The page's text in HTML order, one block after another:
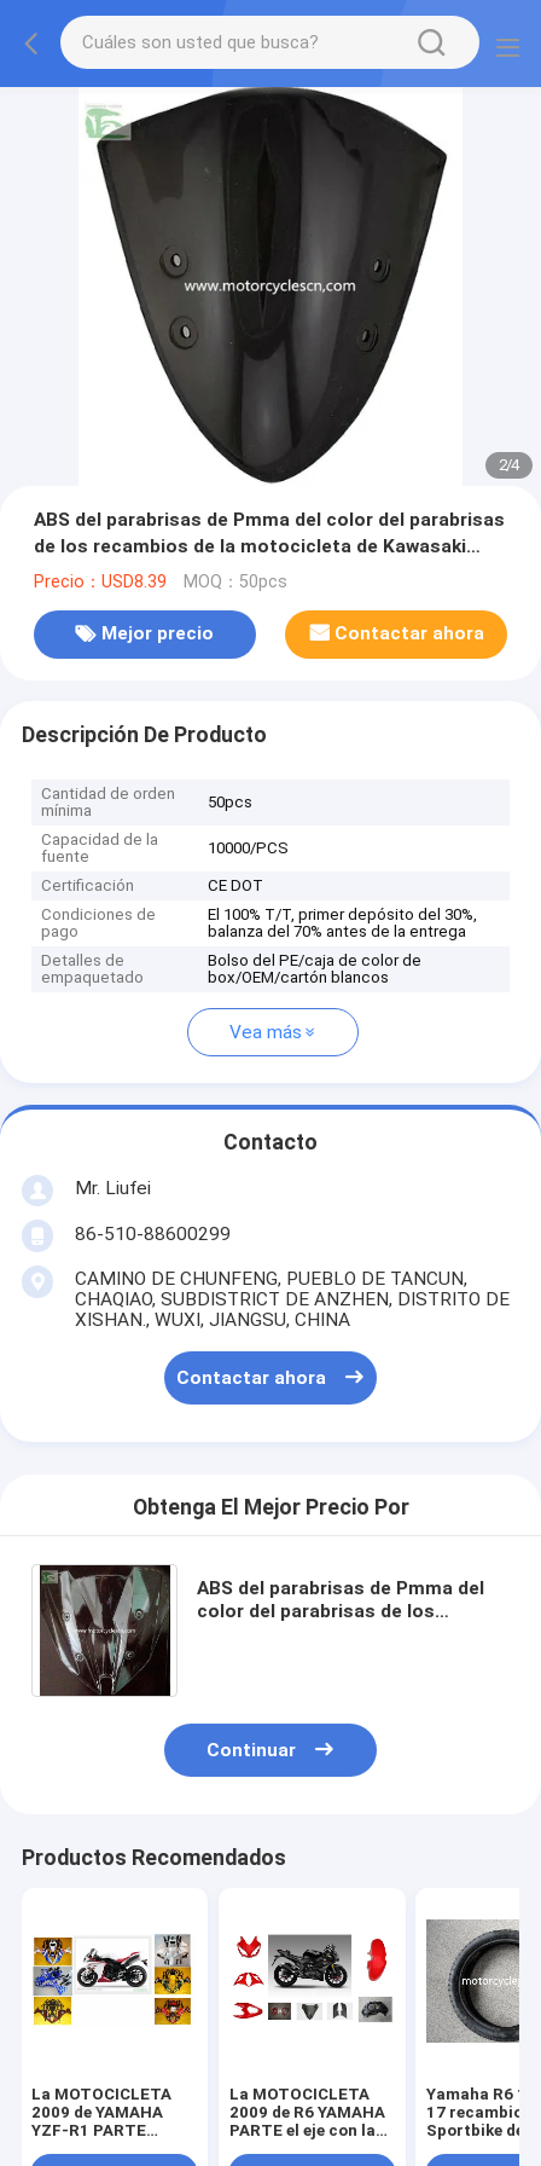
2/4
ABS del parabrisas de Pmma del color del parabrisas
de los recambios de la motocicleta de Kawasaki
Z250 multicolor
Precio：USD8.39 MOQ：50pcs
Mejor precio Contactar ahora
Descripción De Producto
Cantidad de orden
mínima
50pcs
Capacidad de la
fuente
10000/PCS
Certificación
CE DOT
Condiciones de
pago
El 100% T/T, primer depósito del 30%,
balanza del 70% antes de la entrega
Detalles de
empaquetado
Bolso del PE/caja de color de
box/OEM/cartón blancos
Vea más
Contacto
Mr. Liufei
86-510-88600299
CAMINO DE CHUNFENG, PUEBLO DE TANCUN,
CHAQIAO, SUBDISTRICT DE ANZHEN, DISTRITO DE
XISHAN., WUXI, JIANGSU, CHINA
Contactar ahora
Obtenga El Mejor Precio Por
ABS del parabrisas de Pmma del
color del parabrisas de los
Continuar
Productos Recomendados
La MOTOCICLETA
2009 de YAMAHA
YZF-R1 PARTE
La MOTOCICLETA
2009 de R6 YAMAHA
PARTE el eje con la
Yamaha R6
17 recambios
Sportbike de